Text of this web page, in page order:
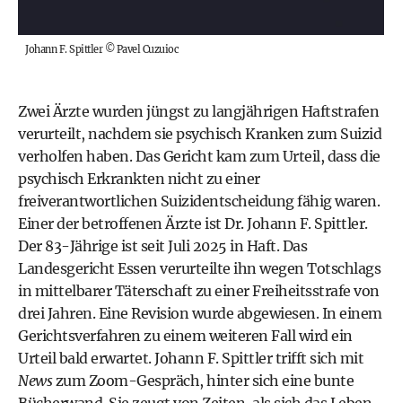
Johann F. Spittler©Pavel Cuzuioc
Zwei Ärzte wurden jüngst zu langjährigen Haftstrafen
verurteilt, nachdem sie psychisch Kranken zum Suizid
verholfen haben. Das Gericht kam zum Urteil, dass die
psychisch Erkrankten nicht zu einer
freiverantwortlichen Suizidentscheidung fähig waren.
Einer der betroffenen Ärzte ist Dr. Johann F. Spittler.
Der 83-Jährige ist seit Juli 2025 in Haft. Das
Landesgericht Essen verurteilte ihn wegen Totschlags
in mittelbarer Täterschaft zu einer Freiheitsstrafe von
drei Jahren. Eine Revision wurde abgewiesen. In einem
Gerichtsverfahren zu einem weiteren Fall wird ein
Urteil bald erwartet. Johann F. Spittler trifft sich mit
Newszum Zoom-Gespräch, hinter sich eine bunte